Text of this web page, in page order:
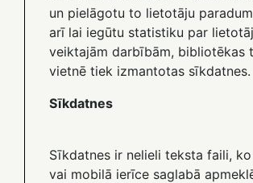
un pielāgotu to lietotāju
arī lai iegūtu statistiku par
veiktajām darbībām, bibliotēkas
vietnē tiek izmantotas sīkdatnes.
Sīkdatnes
Sīkdatnes ir nelieli teksta faili,
vai mobilā ierīce saglabā